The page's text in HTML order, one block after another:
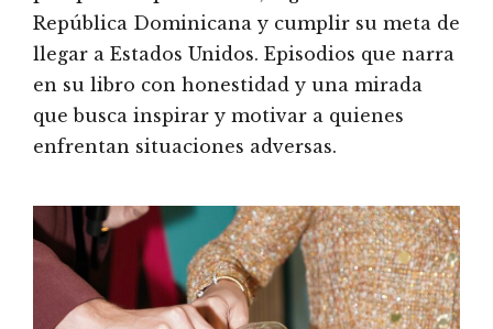
República Dominicana y cumplir su meta de
llegar a Estados Unidos. Episodios que narra
en su libro con honestidad y una mirada
que busca inspirar y motivar a quienes
enfrentan situaciones adversas.